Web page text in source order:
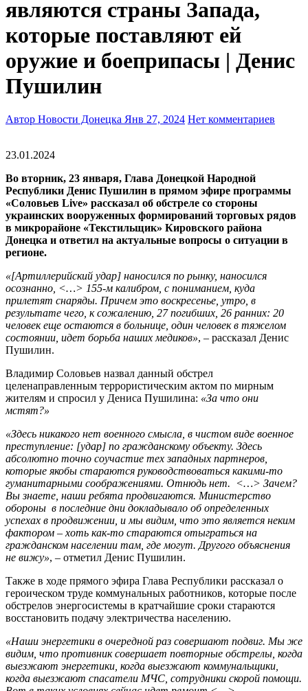
являются страны Запада,
которые поставляют ей
оружие и боеприпасы | Денис
Пушилин
Автор Новости Донецка Янв 27, 2024 Нет комментариев
23.01.2024
Во вторник, 23 января, Глава Донецкой Народной
Республики Денис Пушилин в прямом эфире программы
«Соловьев Live» рассказал об обстреле со стороны
украинских вооруженных формирований торговых рядов
в микрорайоне «Текстильщик» Кировского района
Донецка и ответил на актуальные вопросы о ситуации в
регионе.
«[Артиллерийский удар] наносился по рынку, наносился
осознанно, <…> 155-м калибром, с пониманием, куда
прилетят снаряды. Причем это воскресенье, утро, в
результате чего, к сожалению, 27 погибших, 26 ранних: 20
человек еще остаются в больнице, один человек в тяжелом
состоянии, идет борьба наших медиков», – рассказал Денис
Пушилин.
Владимир Соловьев назвал данный обстрел
целенаправленным террористическим актом по мирным
жителям и спросил у Дениса Пушилина: «За что они
мстят?»
«Здесь никакого нет военного смысла, в чистом виде военное
преступление: [удар] по гражданскому объекту. Здесь
абсолютно точно соучастие тех западных партнеров,
которые якобы стараются руководствоваться какими-то
гуманитарными соображениями. Отнюдь нет. <…> Зачем?
Вы знаете, наши ребята продвигаются. Министерство
обороны в последние дни докладывало об определенных
успехах в продвижении, и мы видим, что это является неким
фактором – хоть как-то стараются отыграться на
гражданском населении там, где могут. Другого объяснения
не вижу», – отметил Денис Пушилин.
Также в ходе прямого эфира Глава Республики рассказал о
героическом труде коммунальных работников, которые после
обстрелов энергосистемы в кратчайшие сроки стараются
восстановить подачу электричества населению.
«Наши энергетики в очередной раз совершают подвиг. Мы же
видим, что противник совершает повторные обстрелы, когда
выезжают энергетики, когда выезжают коммунальщики,
когда выезжают спасатели МЧС, сотрудники скорой помощи.